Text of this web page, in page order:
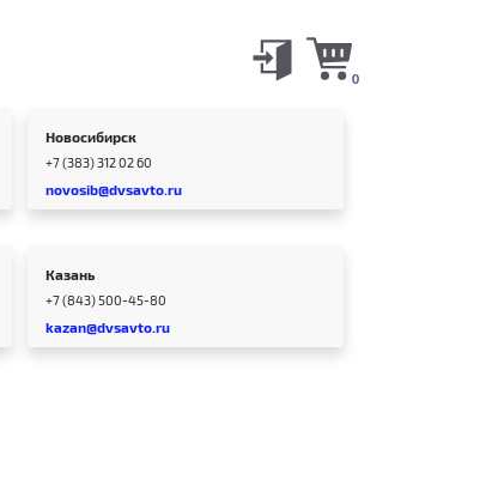
0
Новосибирск
+7 (383) 312 02 60
novosib@dvsavto.ru
Казань
+7 (843) 500-45-80
kazan@dvsavto.ru